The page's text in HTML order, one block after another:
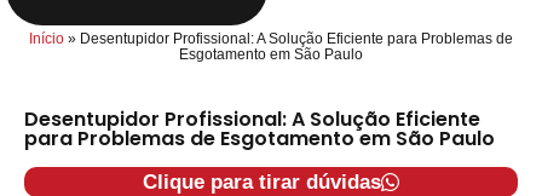
Início » Desentupidor Profissional: A Solução Eficiente para Problemas de
Esgotamento em São Paulo
Desentupidor Profissional: A Solução Eficiente
para Problemas de Esgotamento em São Paulo
Clique para tirar dúvidas